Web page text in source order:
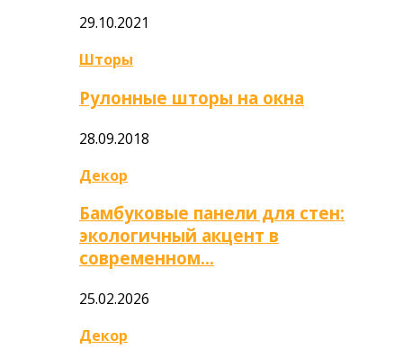
29.10.2021
Шторы
Рулонные шторы на окна
28.09.2018
Декор
Бамбуковые панели для стен:
экологичный акцент в
современном…
25.02.2026
Декор